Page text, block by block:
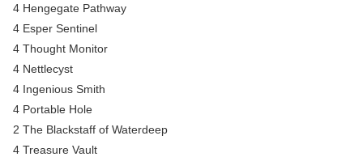
4 Hengegate Pathway
4 Esper Sentinel
4 Thought Monitor
4 Nettlecyst
4 Ingenious Smith
4 Portable Hole
2 The Blackstaff of Waterdeep
4 Treasure Vault